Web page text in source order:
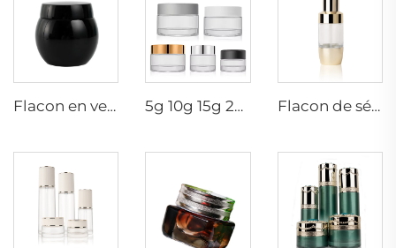
Flacon en verre vide en forme de boule 30g 50g Pot ambre cosmétique emballage conteneur Crème pour le corps visage yeux Marquage thermique Impression en écran 5g 10g 15g 20g 30g 50g 60g 100g Verre mat Clair Ambre Pot cosmétique conteneur de crème pour le visage vide Flacon de sérum hydratant rond de luxe 30ml avec pompe à lotion dorée